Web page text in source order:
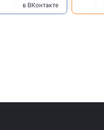
в ВКонтакте